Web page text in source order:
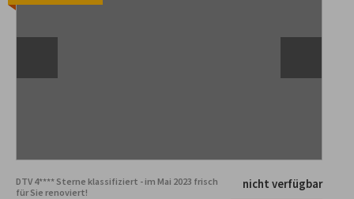
DTV 4**** Sterne klassifiziert - im Mai 2023 frisch
für Sie renoviert!
nicht verfügbar